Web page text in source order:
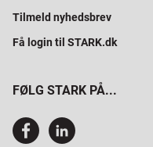
Tilmeld nyhedsbrev
Få login til STARK.dk
FØLG STARK PÅ...